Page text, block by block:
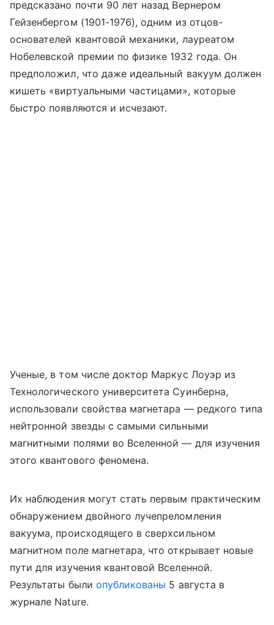
предсказано почти 90 лет назад Вернером
Гейзенбергом (1901-1976), одним из отцов-
основателей квантовой механики, лауреатом
Нобелевской премии по физике 1932 года. Он
предположил, что даже идеальный вакуум должен
кишеть «виртуальными частицами», которые
быстро появляются и исчезают.
Ученые, в том числе доктор Маркус Лоуэр из
Технологического университета Суинберна,
использовали свойства магнетара — редкого типа
нейтронной звезды с самыми сильными
магнитными полями во Вселенной — для изучения
этого квантового феномена.
Их наблюдения могут стать первым практическим
обнаружением двойного лучепреломления
вакуума, происходящего в сверхсильном
магнитном поле магнетара, что открывает новые
пути для изучения квантовой Вселенной.
Результаты были опубликованы 5 августа в
журнале Nature.